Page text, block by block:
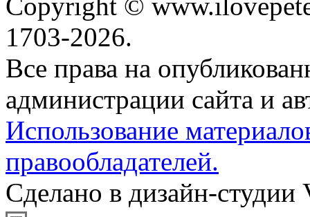
1703-2026.
Все права на
администрации сайта и
Использование
правообладателей.
Сделано в дизайн-студии